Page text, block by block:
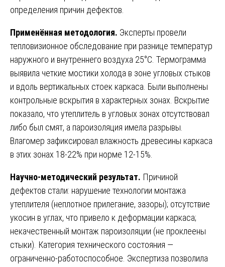
определения причин дефектов.
Применённая методология. Эксперты провели
тепловизионное обследование при разнице температур
наружного и внутреннего воздуха 25°C. Термограмма
выявила четкие мостики холода в зоне угловых стыков
и вдоль вертикальных стоек каркаса. Были выполнены
контрольные вскрытия в характерных зонах. Вскрытие
показало, что утеплитель в угловых зонах отсутствовал
либо был смят, а пароизоляция имела разрывы.
Влагомер зафиксировал влажность древесины каркаса
в этих зонах 18-22% при норме 12-15%.
Научно-методический результат. Причиной
дефектов стали: нарушение технологии монтажа
утеплителя (неплотное прилегание, зазоры); отсутствие
укосин в углах, что привело к деформации каркаса;
некачественный монтаж пароизоляции (не проклеены
стыки). Категория технического состояния —
ограниченно-работоспособное. Экспертиза позволила